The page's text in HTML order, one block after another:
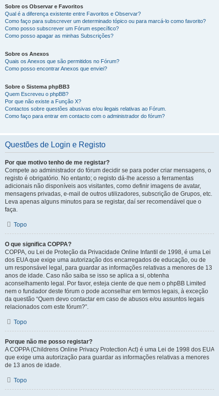
Sobre os Observar e Favoritos
Qual é a diferença existente entre Favoritos e Observar?
Como faço para subscrever um determinado tópico ou para marcá-lo como favorito?
Como posso subscrever um Fórum específico?
Como posso apagar as minhas Subscrições?
Sobre os Anexos
Quais os Anexos que são permitidos no Fórum?
Como posso encontrar Anexos que enviei?
Sobre o Sistema phpBB3
Quem Escreveu o phpBB?
Por que não existe a Função X?
Contactos sobre questões abusivas e/ou ilegais relativas ao Fórum.
Como faço para entrar em contacto com o administrador do fórum?
Questões de Login e Registo
Por que motivo tenho de me registar?
Compete ao administrador do fórum decidir se para poder criar mensagens, o
registo é obrigatório. No entanto; o registo dá-lhe acesso a ferramentas
adicionais não disponíveis aos visitantes, como definir imagens de avatar,
mensagens privadas, e-mail de outros utilizadores, subscrição de Grupos, etc.
Leva apenas alguns minutos para se registar, daí ser recomendável que o
faça.
Topo
O que significa COPPA?
COPPA, ou Lei de Proteção da Privacidade Online Infantil de 1998, é uma Lei
dos EUA que exige uma autorização dos encarregados de educação, ou de
um responsável legal, para guardar as informações relativas a menores de 13
anos de idade. Caso não saiba se isso se aplica a si, obtenha
aconselhamento legal. Por favor, esteja ciente de que nem o phpBB Limited
nem o fundador deste fórum o pode aconselhar em termos legais, à exceção
da questão “Quem devo contactar em caso de abusos e/ou assuntos legais
relacionados com este fórum?”.
Topo
Porque não me posso registar?
A COPPA (Childrens Online Privacy Protection Act) é uma Lei de 1998 dos EUA
que exige uma autorização para guardar as informações relativas a menores
de 13 anos de idade.
Topo